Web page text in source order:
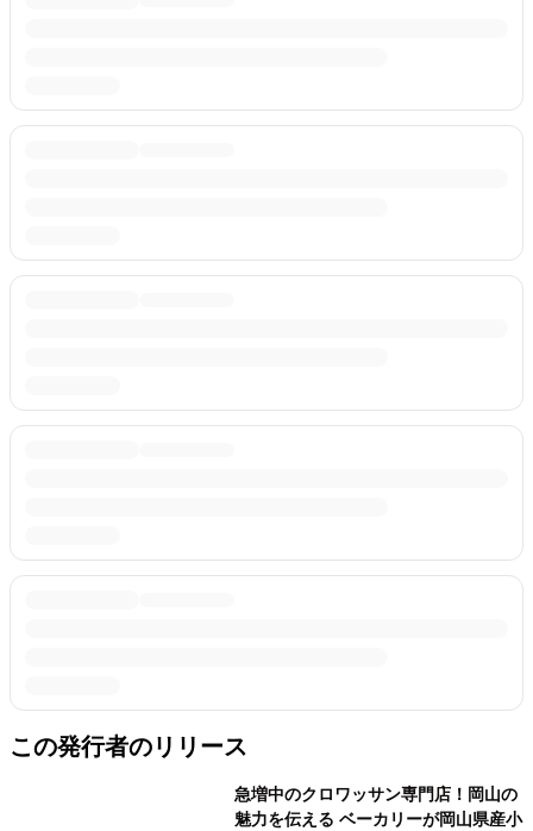
この発行者のリリース
急増中のクロワッサン専門店！岡山の
魅力を伝える ベーカリーが岡山県産小